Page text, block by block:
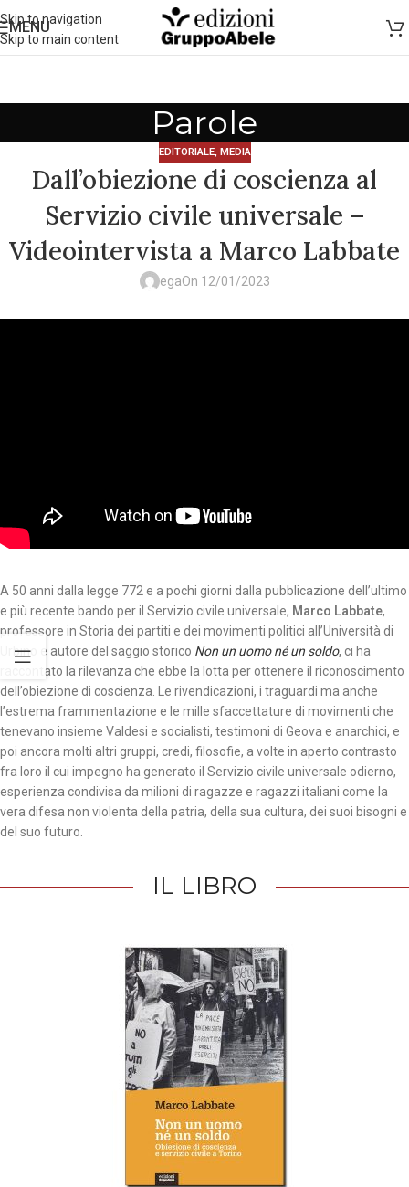
Skip to navigation
Skip to main content
MENU
Parole
EDITORIALE, MEDIA
Dall’obiezione di coscienza al
Servizio civile universale –
Videointervista a Marco Labbate
egaOn 12/01/2023
A 50 anni dalla legge 772 e a pochi giorni dalla pubblicazione dell’ultimo
e più recente bando per il Servizio civile universale, Marco Labbate,
professore in Storia dei partiti e dei movimenti politici all’Università di
Urbino e autore del saggio storico Non un uomo né un soldo, ci ha
raccontato la rilevanza che ebbe la lotta per ottenere il riconoscimento
dell’obiezione di coscienza. Le rivendicazioni, i traguardi ma anche
l’estrema frammentazione e le mille sfaccettature di movimenti che
tenevano insieme Valdesi e socialisti, testimoni di Geova e anarchici, e
poi ancora molti altri gruppi, credi, filosofie, a volte in aperto contrasto
fra loro il cui impegno ha generato il Servizio civile universale odierno,
esperienza condivisa da milioni di ragazze e ragazzi italiani come la
vera difesa non violenta della patria, della sua cultura, dei suoi bisogni e
del suo futuro.
IL LIBRO